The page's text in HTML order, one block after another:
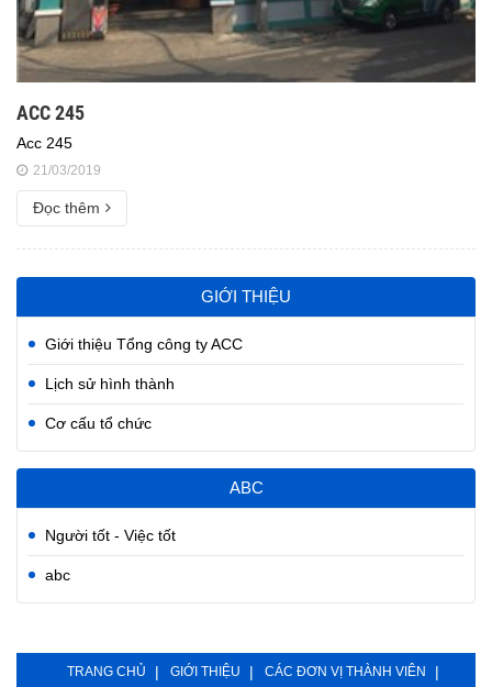
ACC 245
Acc 245
21/03/2019
Đọc thêm
GIỚI THIỆU
Giới thiệu Tổng công ty ACC
Lịch sử hình thành
Cơ cấu tổ chức
ABC
Người tốt - Việc tốt
abc
TRANG CHỦ GIỚI THIỆU CÁC ĐƠN VỊ THÀNH VIÊN